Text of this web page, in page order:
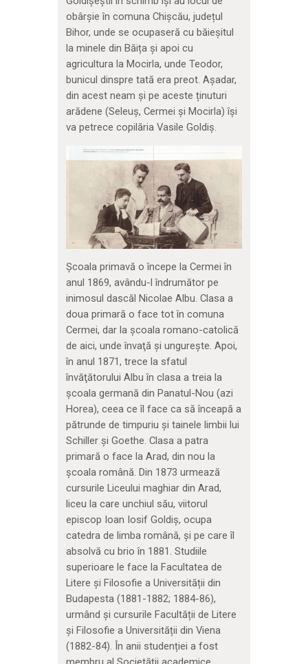
obârșie în comuna Chișcău, județul
Bihor, unde se ocupaseră cu băieșitul
la minele din Băița și apoi cu
agricultura la Mocirla, unde Teodor,
bunicul dinspre tată era preot. Așadar,
din acest neam și pe aceste ținuturi
arădene (Seleuș, Cermei și Mocirla) își
va petrece copilăria Vasile Goldiș.
Școala primavă o începe la Cermei în
anul 1869, avându-l îndrumător pe
inimosul dascăl Nicolae Albu. Clasa a
doua primară o face tot în comuna
Cermei, dar la şcoala romano-catolică
de aici, unde învaţă şi ungureşte. Apoi,
în anul 1871, trece la sfatul
învăţătorului Albu în clasa a treia la
şcoala germană din Panatul-Nou (azi
Horea), ceea ce îl face ca să înceapă a
pătrunde de timpuriu şi tainele limbii lui
Schiller şi Goethe. Clasa a patra
primară o face la Arad, din nou la
şcoala română. Din 1873 urmează
cursurile Liceului maghiar din Arad,
liceu la care unchiul său, viitorul
episcop Ioan Iosif Goldiș, ocupa
catedra de limba română, și pe care îl
absolvă cu brio în 1881. Studiile
superioare le face la Facultatea de
Litere și Filosofie a Universității din
Budapesta (1881-1882; 1884-86),
urmând și cursurile Facultății de Litere
și Filosofie a Universității din Viena
(1882-84). În anii studenției a fost